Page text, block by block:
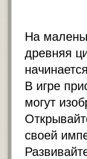
На
древняя
В игре
могут
своей